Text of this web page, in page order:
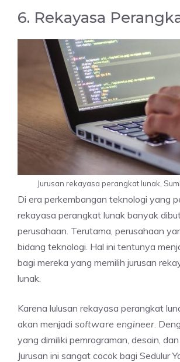
6. Rekayasa
Jurusan rekayasa perangkat lunak,
Di era perkembangan teknologi yang
rekayasa perangkat lunak banyak
perusahaan. Terutama, perusahaan
bidang teknologi. Hal ini tentunya
bagi mereka yang memilih jurusan
lunak.
Karena lulusan rekayasa perangkat
akan menjadi software engineer .
yang dimiliki pemrograman, desain, dan
Jurusan ini sangat cocok bagi Sedulur